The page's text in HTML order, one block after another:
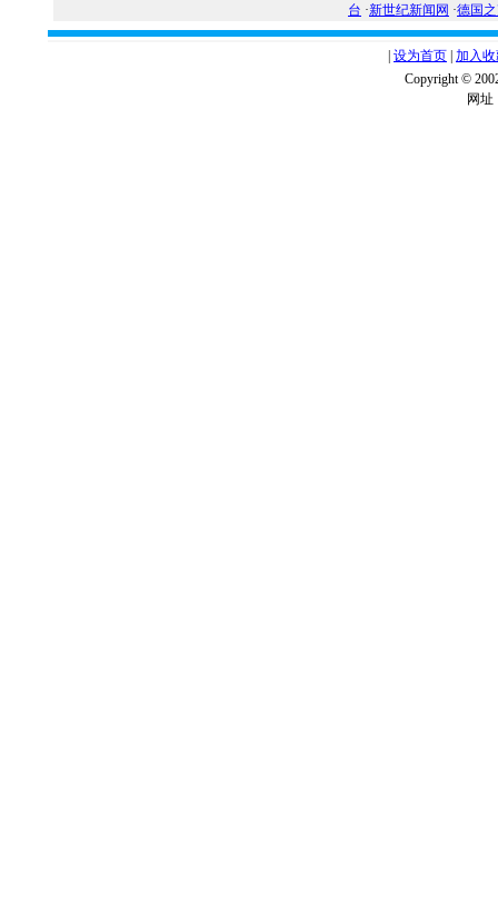
台 ·新世纪新闻网 ·德国
设为首页 加入
Copyright ©
网址